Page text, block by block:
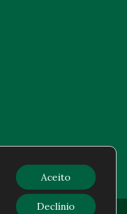
Aceito
Declínio